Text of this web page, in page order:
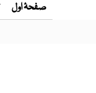
صفحۂ اول